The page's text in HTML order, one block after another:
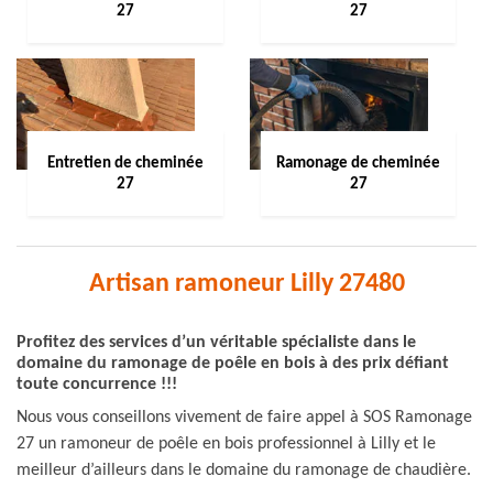
27
27
Entretien de cheminée
27
Ramonage de cheminée
27
Artisan ramoneur Lilly 27480
Profitez des services d’un véritable spécialiste dans le
domaine du ramonage de poêle en bois à des prix défiant
toute concurrence !!!
Nous vous conseillons vivement de faire appel à SOS Ramonage
27 un ramoneur de poêle en bois professionnel à Lilly et le
meilleur d’ailleurs dans le domaine du ramonage de chaudière.